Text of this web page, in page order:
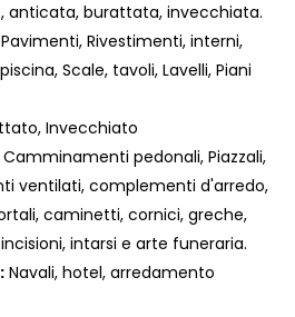
anticata, burattata, invecchiata.
Pavimenti, Rivestimenti, interni,
Scale, tavoli, Lavelli, Piani
Invecchiato
Camminamenti pedonali, Piazzali,
ventilati, complementi d'arredo,
caminetti, cornici, greche,
intarsi e arte funeraria.
Navali, hotel, arredamento